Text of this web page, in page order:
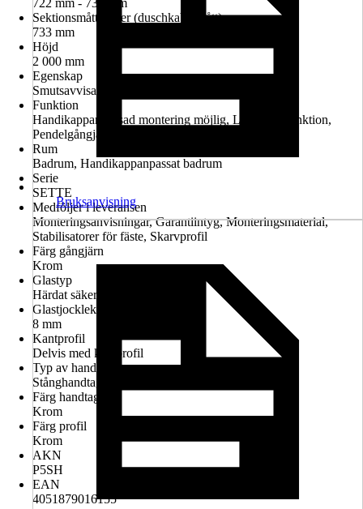
722 mm - 736 mm
Sektionsmått höger (duschkabinmått)
733 mm
Höjd
2 000 mm
Egenskap
Smutsavvisande glasbeläggning
Funktion
Handikappanpassad montering möjlig, Lyft-sänk-funktion,
Pendelgångjärn, Invändiga gångjärn
Rum
Badrum, Handikappanpassat badrum
Serie
SETTE
Medföljer i leveransen
Monteringsanvisningar, Garantiintyg, Monteringsmaterial,
Stabilisatorer för fäste, Skarvprofil
Färg gångjärn
Krom
Glastyp
Härdat säkerhetsglas
Glastjocklek
8 mm
Kantprofil
Delvis med kantprofil
Typ av handtag
Stånghandtag
Färg handtag
Krom
Färg profil
Krom
AKN
P5SH
EAN
4051879016155
Bruksanvisning